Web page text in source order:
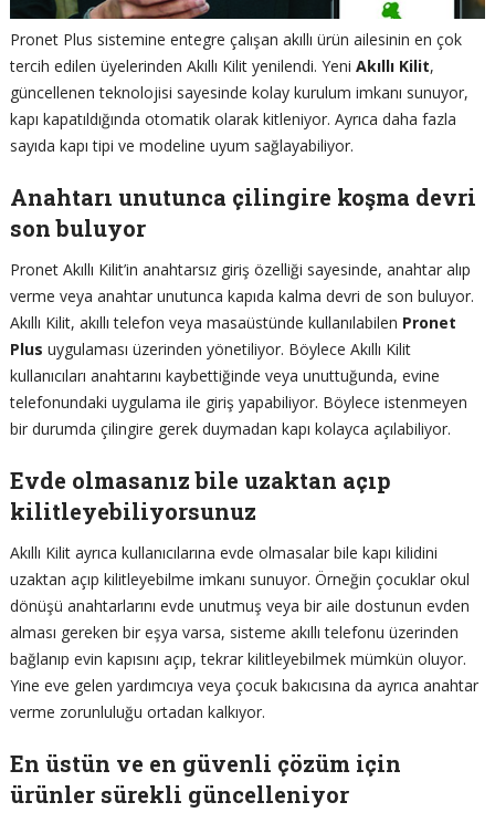
Pronet Plus sistemine entegre çalışan akıllı ürün ailesinin en çok
tercih edilen üyelerinden Akıllı Kilit yenilendi. Yeni Akıllı Kilit,
güncellenen teknolojisi sayesinde kolay kurulum imkanı sunuyor,
kapı kapatıldığında otomatik olarak kitleniyor. Ayrıca daha fazla
sayıda kapı tipi ve modeline uyum sağlayabiliyor.
Anahtarı unutunca çilingire koşma devri
son buluyor
Pronet Akıllı Kilit’in anahtarsız giriş özelliği sayesinde, anahtar alıp
verme veya anahtar unutunca kapıda kalma devri de son buluyor.
Akıllı Kilit, akıllı telefon veya masaüstünde kullanılabilen Pronet
Plus uygulaması üzerinden yönetiliyor. Böylece Akıllı Kilit
kullanıcıları anahtarını kaybettiğinde veya unuttuğunda, evine
telefonundaki uygulama ile giriş yapabiliyor. Böylece istenmeyen
bir durumda çilingire gerek duymadan kapı kolayca açılabiliyor.
Evde olmasanız bile uzaktan açıp
kilitleyebiliyorsunuz
Akıllı Kilit ayrıca kullanıcılarına evde olmasalar bile kapı kilidini
uzaktan açıp kilitleyebilme imkanı sunuyor. Örneğin çocuklar okul
dönüşü anahtarlarını evde unutmuş veya bir aile dostunun evden
alması gereken bir eşya varsa, sisteme akıllı telefonu üzerinden
bağlanıp evin kapısını açıp, tekrar kilitleyebilmek mümkün oluyor.
Yine eve gelen yardımcıya veya çocuk bakıcısına da ayrıca anahtar
verme zorunluluğu ortadan kalkıyor.
En üstün ve en güvenli çözüm için
ürünler sürekli güncelleniyor